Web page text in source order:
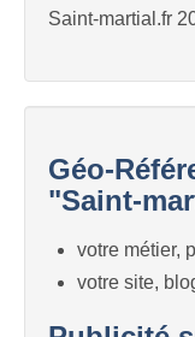
Saint-martial.fr
Géo-
"Saint-
votre métier,
votre site,